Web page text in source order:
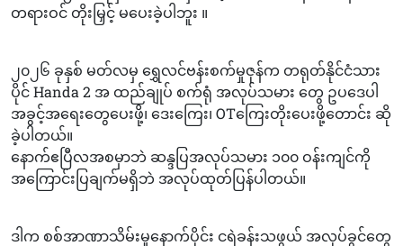
တရားဝင် တိုးမြှင့် မပေးခဲ့ပါဘူး ။
၂၀၂၆ ခုနှစ် မတ်လမှ ရွှေလင်ဗန်းစက်မှုဇုန်က တရုတ်နိုင်ငံသား
ပိုင် Handa 2 အ ထည်ချုပ် စက်ရုံ အလုပ်သမား တွေ ဥပဒေပါ
အခွင့်အရေးတွေပေးဖို့၊ ဒေးကြေး၊ OTကြေးတိုးပေးဖို့တောင်း ဆို
ခဲ့ပါတယ်။
နောက်ဧပြီလအစမှာဘဲ ဆန္ဒပြအလုပ်သမား ၁၀၀ ဝန်းကျင်ကို
အကြောင်းပြချက်မရှိဘဲ အလုပ်ထုတ်ပြန်ပါတယ်။
ဒါက စစ်အာဏာသိမ်းမှုနောက်ပိုင်း ငရဲခန်းသဖွယ် အလုပ်ခွင်တွေ